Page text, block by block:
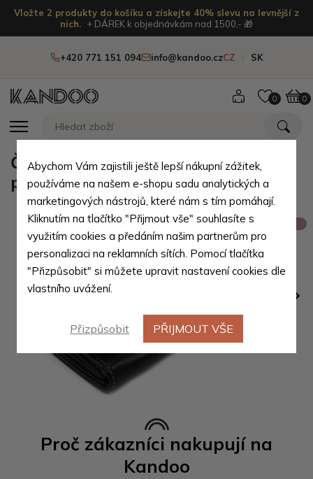
Vložte 2 produkty do košíku a získejte 40% slevu na levnější z
nich.
+ DÁREK k objednávkám nad 1500,- 🎁
+420 771 151 094 info@kandoo.czCZ SK
0 0
Proč zákazníci nakupují na
Kandoo
Černobílá dámská psaníčková
peněženka se zápinkou Abigail
Abychom Vám zajistili ještě lepší nákupní zážitek,
používáme na našem e-shopu sadu analytických a
marketingových nástrojů, které nám s tím pomáhají.
Kliknutím na tlačítko "Přijmout vše" souhlasíte s
využitím cookies a předáním našim partnerům pro
personalizaci na reklamních sítích. Pomocí tlačítka
"Přizpůsobit" si můžete upravit nastavení cookies dle
vlastního uvážení.
Přizpůsobit PŘIJMOUT VŠE